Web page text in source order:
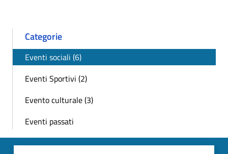
Categorie
Eventi sociali (6)
Eventi Sportivi (2)
Evento culturale (3)
Eventi passati